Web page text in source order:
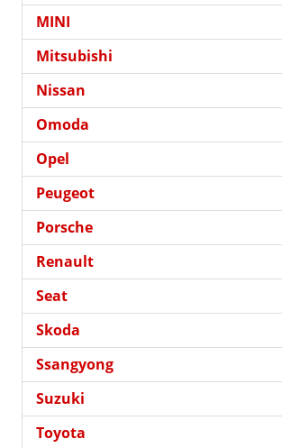
MINI
Mitsubishi
Nissan
Omoda
Opel
Peugeot
Porsche
Renault
Seat
Skoda
Ssangyong
Suzuki
Toyota